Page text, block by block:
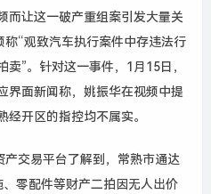
而让这一破产重组案引发大量关
称“观致汽车执行案件中存违法行
”。针对这一事件， 1 月15日，
界面新闻称，姚振华在视频中提
经开区的指控均不属实。
产交易平台了解到，常熟市通达
零配件等财产二拍因无人出价